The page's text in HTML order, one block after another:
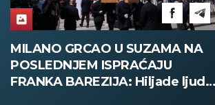
HAMBURG OBORIO REKORD:
300.000 učesnika na Paradi
ponosa uz neviđene mere